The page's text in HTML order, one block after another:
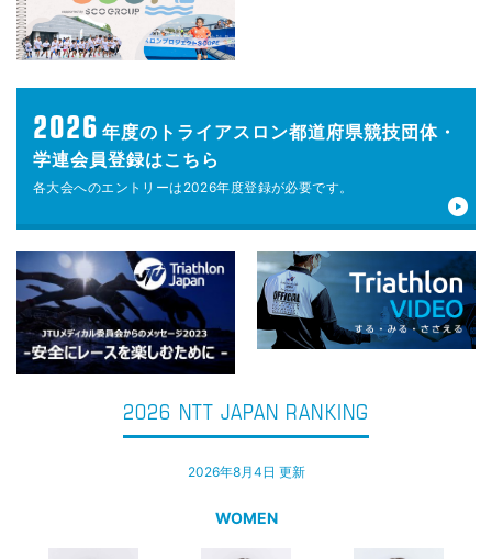
2026 年度の トライアスロン都道府県競技団体・
学連会員登録はこちら
各大会へのエントリーは 2026年度登録が必要です。
2026 NTT JAPAN RANKING
2026年8月4日 更新
WOMEN